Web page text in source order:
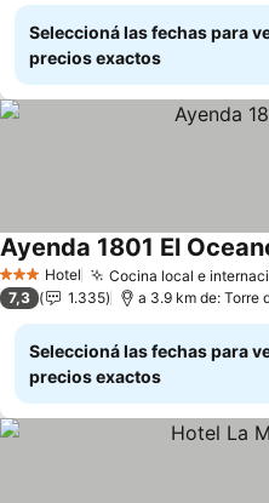
Seleccioná las fechas para
precios exactos
3 Estrellas
Hotel Cocina local e
Ayenda 1801 El
7,3 1.335 a 3.9 km de: Torre
Seleccioná las fechas para
precios exactos